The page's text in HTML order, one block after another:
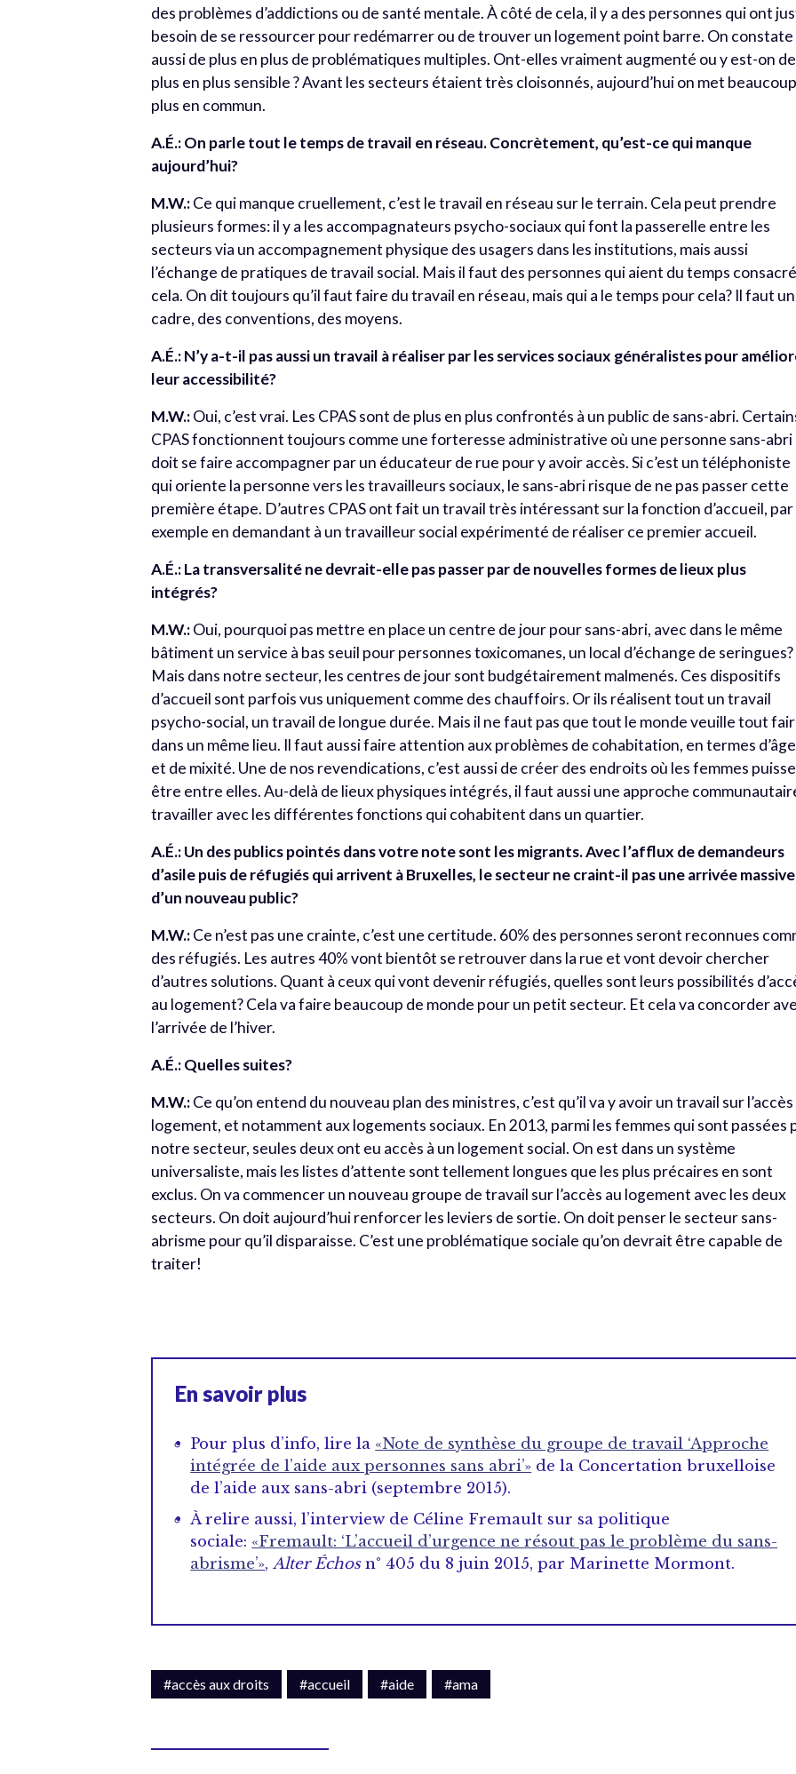
des problèmes d’addictions ou de santé mentale. À côté de cela, il y a des personnes qui ont
besoin de se ressourcer pour redémarrer ou de trouver un logement point barre. On constate
aussi de plus en plus de problématiques multiples. Ont-elles vraiment augmenté ou y est-on de
plus en plus sensible ? Avant les secteurs étaient très cloisonnés, aujourd’hui on met beaucoup
plus en commun.
A.É.:On parle tout le temps de travail en réseau. Concrètement, qu’est-ce qui manque
aujourd’hui?
M.W.:Ce qui manque cruellement, c’est le travail en réseau sur le terrain. Cela peut prendre
plusieurs formes: il y a les accompagnateurs psycho-sociaux qui font la passerelle entre les
secteurs via un accompagnement physique des usagers dans les institutions, mais aussi
l’échange de pratiques de travail social. Mais il faut des personnes qui aient du temps
cela. On dit toujours qu’il faut faire du travail en réseau, mais qui a le temps pour cela? Il faut un
cadre, des conventions, des moyens.
A.É.:N’y a-t-il pas aussi un travail à réaliser par les services sociaux généralistes pour
leur accessibilité?
M.W.:Oui, c’est vrai. Les CPAS sont de plus en plus confrontés à un public de sans-abri.
CPAS fonctionnent toujours comme une forteresse administrative où une personne sans-abri
doit se faire accompagner par un éducateur de rue pour y avoir accès. Si c’est un téléphoniste
qui oriente la personne vers les travailleurs sociaux, le sans-abri risque de ne pas passer cette
première étape. D’autres CPAS ont fait un travail très intéressant sur la fonction d’accueil, par
exemple en demandant à un travailleur social expérimenté de réaliser ce premier accueil.
A.É.:La transversalité ne devrait-elle pas passer par de nouvelles formes de lieux plus
intégrés?
M.W.:Oui, pourquoi pas mettre en place un centre de jour pour sans-abri, avec dans le même
bâtiment un service à bas seuil pour personnes toxicomanes, un local d’échange de seringues?
Mais dans notre secteur, les centres de jour sont budgétairement malmenés. Ces dispositifs
d’accueil sont parfois vus uniquement comme des chauffoirs. Or ils réalisent tout un travail
psycho-social, un travail de longue durée. Mais il ne faut pas que tout le monde veuille tout
dans un même lieu. Il faut aussi faire attention aux problèmes de cohabitation, en termes d’âge
et de mixité. Une de nos revendications, c’est aussi de créer des endroits où les femmes
être entre elles. Au-delà de lieux physiques intégrés, il faut aussi une approche
travailler avec les différentes fonctions qui cohabitent dans un quartier.
A.É.:Un des publics pointés dans votre note sont les migrants. Avec l’afflux de demandeurs
d’asile puis de réfugiés qui arrivent à Bruxelles, le secteur ne craint-il pas une arrivée massive
d’un nouveau public?
M.W.:Ce n’est pas une crainte, c’est une certitude. 60% des personnes seront reconnues
des réfugiés. Les autres 40% vont bientôt se retrouver dans la rue et vont devoir chercher
d’autres solutions. Quant à ceux qui vont devenir réfugiés, quelles sont leurs possibilités
au logement? Cela va faire beaucoup de monde pour un petit secteur. Et cela va concorder
l’arrivée de l’hiver.
A.É.:Quelles suites?
M.W.:Ce qu’on entend du nouveau plan des ministres, c’est qu’il va y avoir un travail sur l’accès
logement, et notamment aux logements sociaux. En 2013, parmi les femmes qui sont passées
notre secteur, seules deux ont eu accès à un logement social. On est dans un système
universaliste, mais les listes d’attente sont tellement longues que les plus précaires en sont
exclus. On va commencer un nouveau groupe de travail sur l’accès au logement avec les deux
secteurs. On doit aujourd’hui renforcer les leviers de sortie. On doit penser le secteur sans-
abrisme pour qu’il disparaisse. C’est une problématique sociale qu’on devrait être capable de
traiter!
En savoir plus
Pour plus d’info, lire la «Note de synthèse du groupe de travail ‘Approche
intégrée de l’aide aux personnes sans abri’» de la Concertation bruxelloise
de l’aide aux sans-abri (septembre 2015).
À relire aussi, l’interview de Céline Fremault sur sa politique
sociale: «Fremault: ‘L’accueil d’urgence ne résout pas le problème du sans-
abrisme’»,Alter Échosn° 405 du 8 juin 2015, par Marinette Mormont.
#accès aux droits #accueil #aide #ama